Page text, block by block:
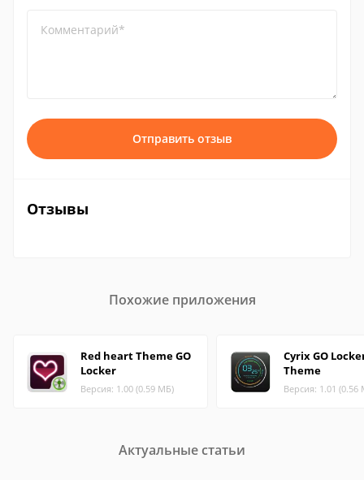
Комментарий*
Отправить отзыв
Отзывы
Похожие приложения
Red heart Theme GO
Locker
Версия: 1.00 (0.59 МБ)
Cyrix GO
Theme
Версия: 1.01 (0.56
Актуальные статьи